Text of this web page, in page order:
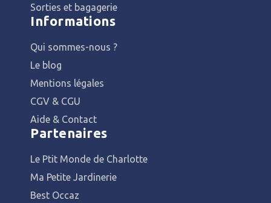
Sorties et bagagerie
Informations
Qui sommes-nous ?
Le blog
Mentions légales
CGV & CGU
Aide & Contact
Partenaires
Le Ptit Monde de Charlotte
Ma Petite Jardinerie
Best Occaz